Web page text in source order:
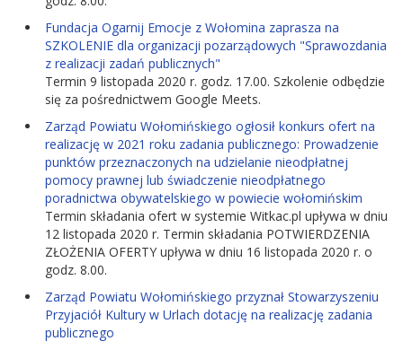
Fundacja Ogarnij Emocje z Wołomina zaprasza na
SZKOLENIE dla organizacji pozarządowych "Sprawozdania
z realizacji zadań publicznych"
Termin 9 listopada 2020 r. godz. 17.00. Szkolenie odbędzie
się za pośrednictwem Google Meets.
Zarząd Powiatu Wołomińskiego ogłosił konkurs ofert na
realizację w 2021 roku zadania publicznego: Prowadzenie
punktów przeznaczonych na udzielanie nieodpłatnej
pomocy prawnej lub świadczenie nieodpłatnego
poradnictwa obywatelskiego w powiecie wołomińskim
Termin składania ofert w systemie Witkac.pl upływa w dniu
12 listopada 2020 r. Termin składania POTWIERDZENIA
ZŁOŻENIA OFERTY upływa w dniu 16 listopada 2020 r. o
godz. 8.00.
Zarząd Powiatu Wołomińskiego przyznał Stowarzyszeniu
Przyjaciół Kultury w Urlach dotację na realizację zadania
publicznego